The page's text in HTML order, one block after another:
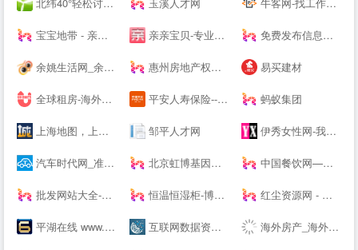
北纬40°轻松讨论，严肃思考。 玉溪人才网 牛客网-找工作神器|笔试题库|面试经验|实习招聘内推，求职就业一站解决_牛客网
宝宝地带 - 亲子阅读育儿交流网站社区 亲亲宝贝-专业的育儿网站_亲亲宝贝网 免费发布信息网站大全_信息发布网站大全_B2B网站大全 - 壹佰导航网
余姚生活网_余姚论坛_余姚市综合-- 惠州房地产权威媒体-惠民之家房产网 易买建材
全球租房-海外租房-留学租房-留学生公寓-U--s异乡好居 平安人寿保险---人寿保险,重疾保险,意外保险,医疗保险,少儿保险,理财储蓄 蚂蚁集团
上海地图，上海电子地图，上海街景地图，实景地图 - 城市吧街景地图2021 邹平人才网 伊秀女性网-我们致力于专业的女性时尚--
汽车时代网_准确汽车报价,助您正确选车、买车、用车 北京虹博基因医疗科技股份有限公司 | 虹博基因 中国餐饮网—餐饮食品批发采购供应链服务平台
批发网站大全-生意人都在用的批发123456789 恒温恒湿柜-博物馆展柜-展柜恒湿机-除湿加湿一体机-投影机恒温箱 红尘资源网 - 只为资源分享而生,专注用户切身体验! -
平湖在线 www.PH66.com | 生活_消费_信息专业媒体 | 平湖在线 平湖通 互联网数据资讯网-199IT | 发现数据的价值-199IT | 中文互联网数据研究资讯中心-199IT 海外房产_海外买房置业_海外房产投资 - 外国买房网 | Waigf.com